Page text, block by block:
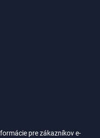
pre zákazníkov e-